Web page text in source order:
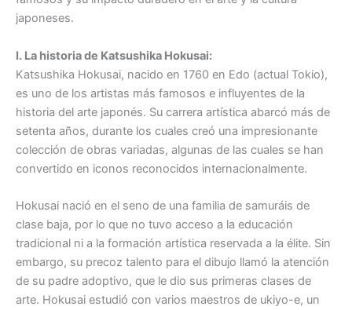
japoneses.
I. La historia de Katsushika Hokusai:
Katsushika Hokusai, nacido en 1760 en Edo (actual Tokio),
es uno de los artistas más famosos e influyentes de la
historia del arte japonés. Su carrera artística abarcó más de
setenta años, durante los cuales creó una impresionante
colección de obras variadas, algunas de las cuales se han
convertido en iconos reconocidos internacionalmente.
Hokusai nació en el seno de una familia de samuráis de
clase baja, por lo que no tuvo acceso a la educación
tradicional ni a la formación artística reservada a la élite. Sin
embargo, su precoz talento para el dibujo llamó la atención
de su padre adoptivo, que le dio sus primeras clases de
arte. Hokusai estudió con varios maestros de ukiyo-e, un